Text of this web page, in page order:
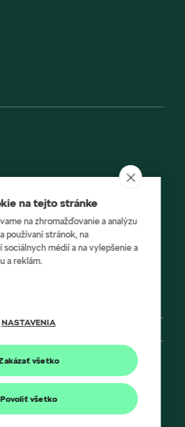
na tejto stránke
na zhromažďovanie a analýzu
používaní stránok, na
médií a na vylepšenie a
a reklám.
NASTAVENIA
všetko
Povoliť všetko